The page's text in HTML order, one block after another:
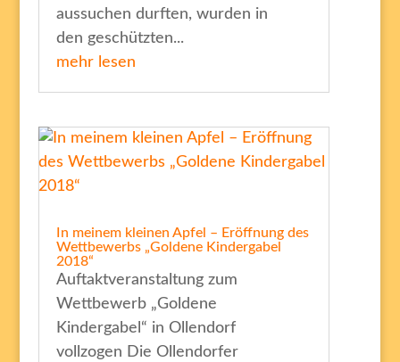
aussuchen durften, wurden in
den geschützten...
mehr lesen
In meinem kleinen Apfel – Eröffnung des
Wettbewerbs „Goldene Kindergabel
2018“
Auftaktveranstaltung zum
Wettbewerb „Goldene
Kindergabel“ in Ollendorf
vollzogen Die Ollendorfer